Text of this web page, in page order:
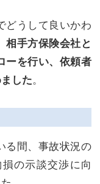
どうして良いかわ
相手方保険会社と
ーを行い、依頼者
した。
る間、事故状況の
の示談交渉に向